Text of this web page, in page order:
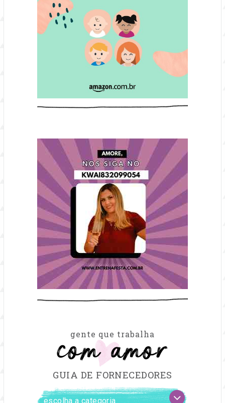
gente que trabalha
com amor
GUIA DE FORNECEDORES
FILTRAR
FORNECEDORES
escolha